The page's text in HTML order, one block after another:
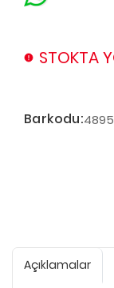
STOKTA
Barkodu:
Açıklamalar